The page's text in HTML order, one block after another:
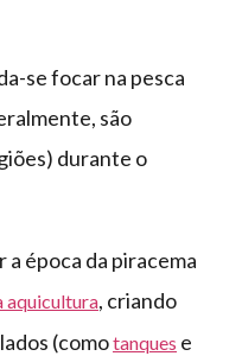
se focar na pesca
são
durante o
época da piracema
aquicultura, criando
(comotanques e